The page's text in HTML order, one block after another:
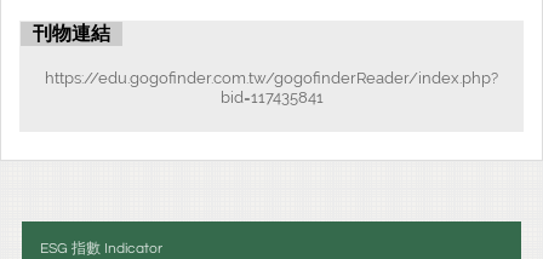
刊物連結
https://edu.gogofinder.com.tw/gogofinderReader/index.php?
bid=117435841
ESG 指數 Indicator